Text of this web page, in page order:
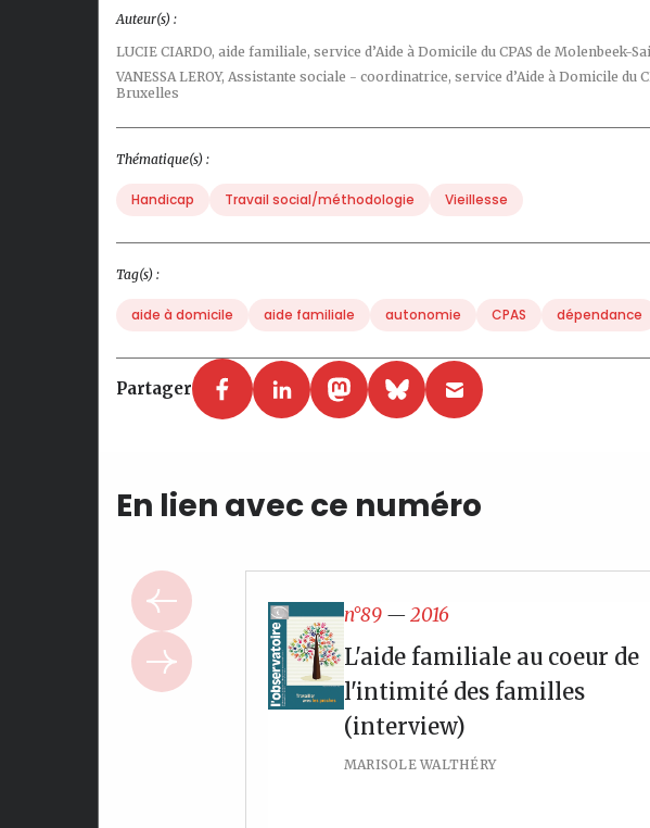
Auteur(s) :
LUCIE CIARDO, aide familiale, service d’Aide à Domicile du CPAS de Molenbeek-
VANESSA LEROY, Assistante sociale - coordinatrice, service d’Aide à Domicile du
Bruxelles
Thématique(s) :
Handicap Travail social/méthodologie Vieillesse
Tag(s) :
aide à domicile aide familiale autonomie CPAS dépendance
Partager
En lien avec ce numéro
n°89 —2016
L'aide familiale au coeur de
l'intimité des familles
(interview)
MARISOLE WALTHÉRY